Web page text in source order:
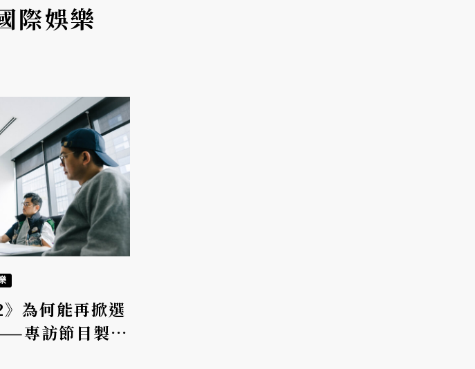
際娛樂
》為何能再掀選
專訪節目製作